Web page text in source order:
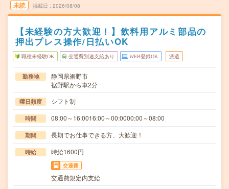
未読 掲載日 2026/08/08
【未経験の方大歓迎！】飲料用アルミ部品の
押出プレス操作/日払いOK
職種未経験OK 交通費別途支給あり WEB登録OK 派遣
勤務地
静岡県裾野市
裾野駅から車2分
曜日頻度 シフト制
時間 08:00～16:0016:00～00:0000:00～08:00
期間 長期でお仕事できる方、大歓迎！
時給 時給1600円
交通費
交通費規定内支給